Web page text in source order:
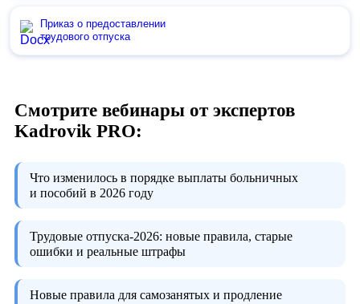
Приказ о предоставлении
трудового отпуска
Смотрите вебинары от экспертов
Kadrovik PRO:
Что изменилось в порядке выплаты больничных
и пособий в 2026 году
Трудовые отпуска-2026: новые правила, старые
ошибки и реальные штрафы
Новые правила для самозанятых и продление